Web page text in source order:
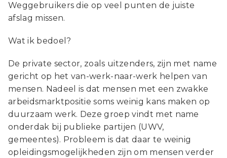
Weggebruikers die op veel punten de juiste
afslag missen.
Wat ik bedoel?
De private sector, zoals uitzenders, zijn met name
gericht op het van-werk-naar-werk helpen van
mensen. Nadeel is dat mensen met een zwakke
arbeidsmarktpositie soms weinig kans maken op
duurzaam werk. Deze groep vindt met name
onderdak bij publieke partijen (UWV,
gemeentes). Probleem is dat daar te weinig
opleidingsmogelijkheden zijn om mensen verder